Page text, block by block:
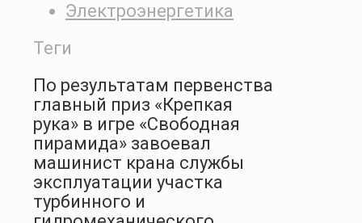
Электроэнергетика
Теги
По результатам первенства
главный приз «Крепкая
рука» в игре «Свободная
пирамида» завоевал
машинист крана службы
эксплуатации участка
турбинного и